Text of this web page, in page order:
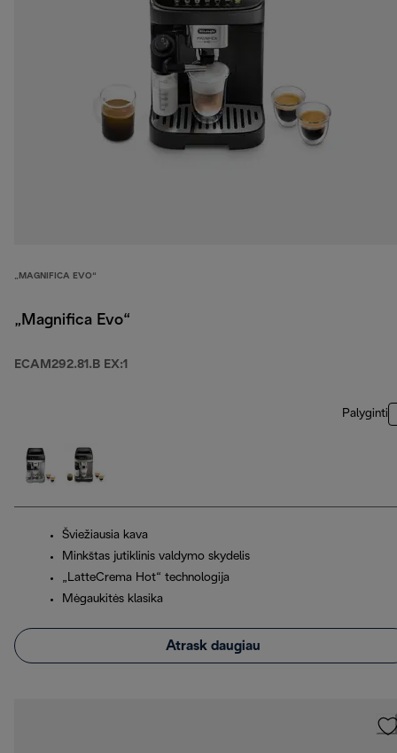
„MAGNIFICA EVO“
„Magnifica Evo“
ECAM292.81.B EX:1
Palyginti
Šviežiausia kava
Minkštas jutiklinis valdymo skydelis
„LatteCrema Hot“ technologija
Mėgaukitės klasika
Atrask daugiau